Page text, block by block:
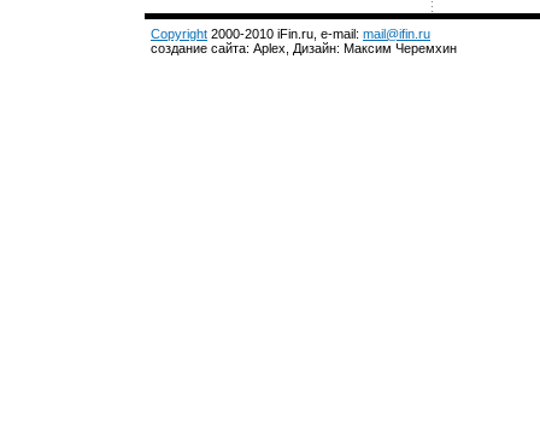
Copyright 2000-2010 iFin.ru, e-mail: mail@ifin.ru
создание сайта: Aplex, Дизайн: Максим Черемхин